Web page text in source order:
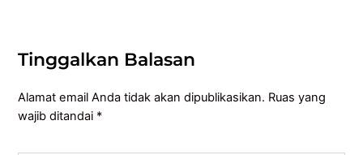
Tinggalkan Balasan
Alamat email Anda tidak akan dipublikasikan. Ruas yang
wajib ditandai *